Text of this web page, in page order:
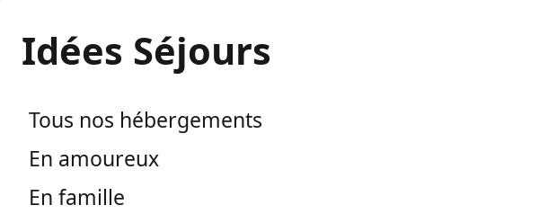
Idées Séjours
Tous nos hébergements
En amoureux
En famille